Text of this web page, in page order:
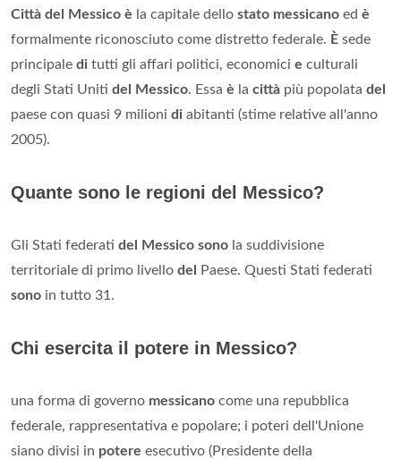
Città del Messico è la capitale dello stato messicano ed è
formalmente riconosciuto come distretto federale. È sede
principale di tutti gli affari politici, economici e culturali
degli Stati Uniti del Messico. Essa è la città più popolata del
paese con quasi 9 milioni di abitanti (stime relative all'anno
2005).
Quante sono le regioni del Messico?
Gli Stati federati del Messico sono la suddivisione
territoriale di primo livello del
Paese. Questi Stati federati
sono in tutto 31.
Chi esercita il potere in Messico?
una forma di governo messicano come una repubblica
federale, rappresentativa e popolare; i poteri dell'Unione
siano divisi in potere esecutivo (Presidente della